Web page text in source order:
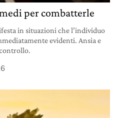
per combatterle
in situazioni che l’individuo
evidenti. Ansia e